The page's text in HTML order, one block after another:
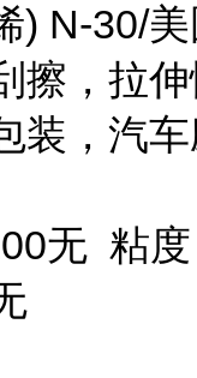
) N-30/
擦，拉
装，汽
无 粘